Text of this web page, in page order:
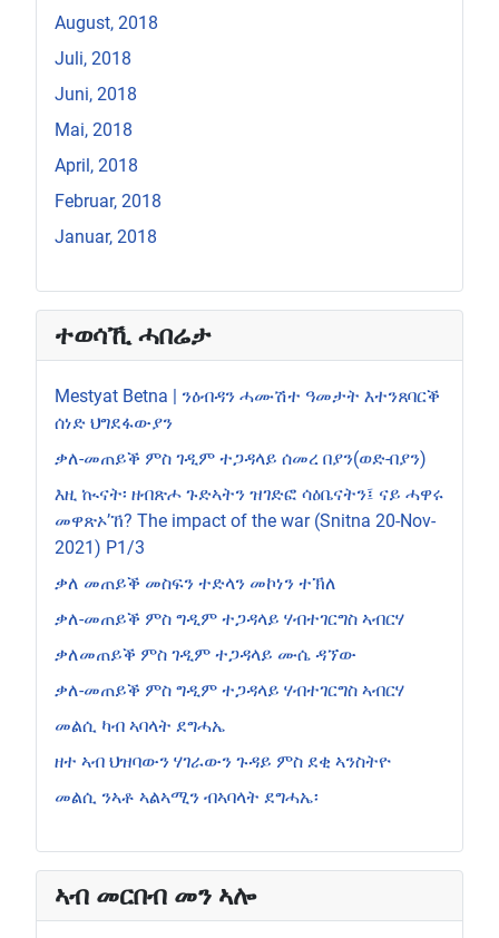
August, 2018
Juli, 2018
Juni, 2018
Mai, 2018
April, 2018
Februar, 2018
Januar, 2018
ተወሳኺ ሓበሬታ
Mestyat Betna | ንዕብዳን ሓሙሽተ ዓመታት እተንጸባርቕ
ሰነድ ህግደፋውያን
ቃለ-መጠይቕ ምስ ገዲም ተጋዳላይ ሰመረ በያን(ወድ-በያን)
እዚ ኲናት፡ ዘብጽሖ ጉድኣትን ዝገድፎ ሳዕቤናትን፤ ናይ ሓዋሩ
መዋጽኦ’ኸ? The impact of the war (Snitna 20-Nov-
2021) P1/3
ቃለ መጠይቕ መስፍን ተድላን መኮነን ተኽለ
ቃለ-መጠይቕ ምስ ግዲም ተጋዳላይ ሃብተገርግስ ኣብርሃ
ቃለመጠይቕ ምስ ገዲም ተጋዳላይ ሙሴ ዳኘው
ቃለ-መጠይቕ ምስ ግዲም ተጋዳላይ ሃብተገርግስ ኣብርሃ
መልሲ ካብ ኣባላት ደግሓኤ
ዘተ ኣብ ህዝባውን ሃገራውን ጉዳይ ምስ ደቂ ኣንስትዮ
መልሲ ንኣቶ ኣልኣሚን ብኣባላት ደግሓኤ፡
ኣብ መርበብ መን ኣሎ